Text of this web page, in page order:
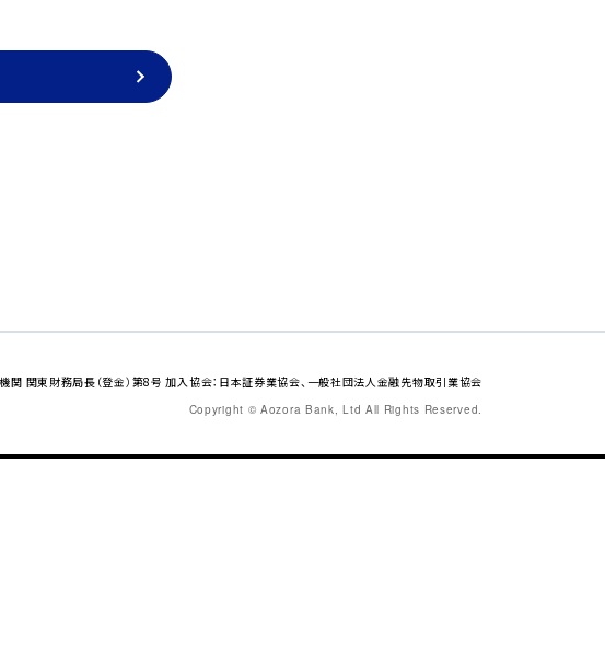
関東財務局長（登金）第8号 加入協会：日本証券業協会、一般社団法人金融先物取引業協会
Copyright © Aozora Bank, Ltd All Rights Reserved.